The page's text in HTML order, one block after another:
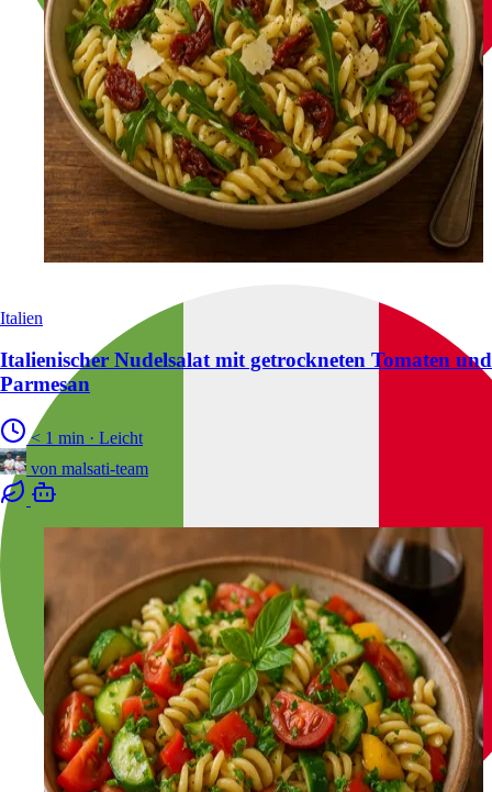
Italien
Italienischer Nudelsalat mit getrockneten Tomaten und
Parmesan
< 1 min · Leicht
von malsati-team